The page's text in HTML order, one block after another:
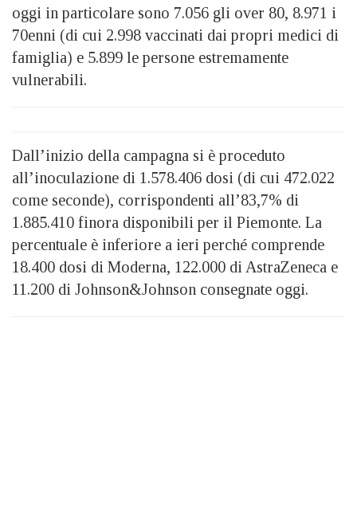
oggi in particolare sono 7.056 gli over 80, 8.971 i
70enni (di cui 2.998 vaccinati dai propri medici di
famiglia) e 5.899 le persone estremamente
vulnerabili.
Dall’inizio della campagna si è proceduto
all’inoculazione di 1.578.406 dosi (di cui 472.022
come seconde), corrispondenti all’83,7% di
1.885.410 finora disponibili per il Piemonte. La
percentuale è inferiore a ieri perché comprende
18.400 dosi di Moderna, 122.000 di AstraZeneca e
11.200 di Johnson&Johnson consegnate oggi.